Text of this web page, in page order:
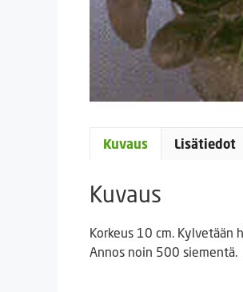
Kuvaus Lisätiedot
Kuvaus
Korkeus 10 cm. Kylvetään
Annos noin 500 siementä.